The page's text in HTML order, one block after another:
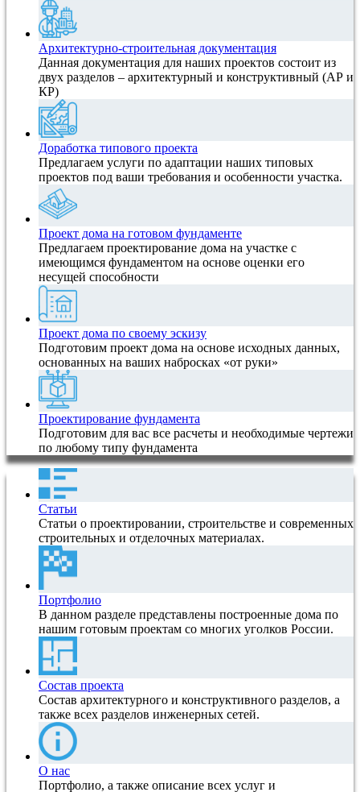
Архитектурно-строительная документация
Данная документация для наших проектов состоит из
двух разделов – архитектурный и конструктивный (АР и
КР)
Доработка типового проекта
Предлагаем услуги по адаптации наших типовых
проектов под ваши требования и особенности участка.
Проект дома на готовом фундаменте
Предлагаем проектирование дома на участке с
имеющимся фундаментом на основе оценки его
несущей способности
Проект дома по своему эскизу
Подготовим проект дома на основе исходных данных,
основанных на ваших набросках «от руки»
Проектирование фундамента
Подготовим для вас все расчеты и необходимые чертежи
по любому типу фундамента
Статьи
Статьи о проектировании, строительстве и современных
строительных и отделочных материалах.
Портфолио
В данном разделе представлены построенные дома по
нашим готовым проектам со многих уголков России.
Состав проекта
Состав архитектурного и конструктивного разделов, а
также всех разделов инженерных сетей.
О нас
Портфолио, а также описание всех услуг и